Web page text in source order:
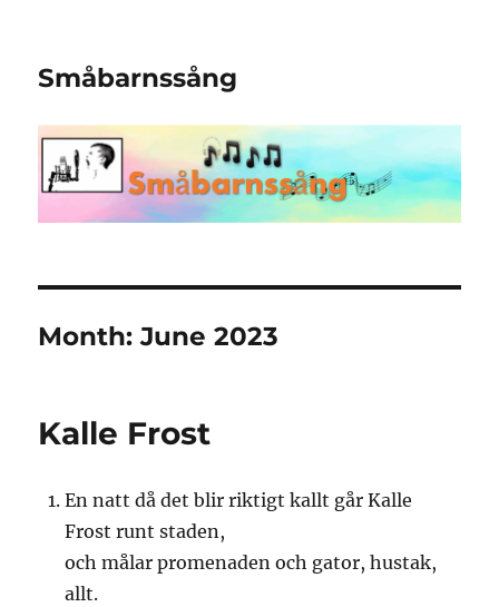
Småbarnssång
Month:June 2023
Kalle Frost
En natt då det blir riktigt kallt går Kalle
Frost runt staden,
och målar promenaden och gator, hustak,
allt.